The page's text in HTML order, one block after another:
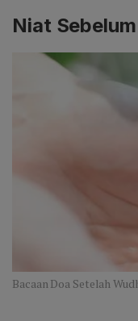
Niat
Bacaan Doa Setelah